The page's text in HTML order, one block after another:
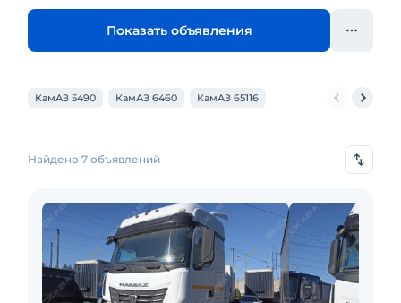
Показать объявления
КамАЗ 5490 КамАЗ 6460 КамАЗ 65116
Найдено 7 объявлений